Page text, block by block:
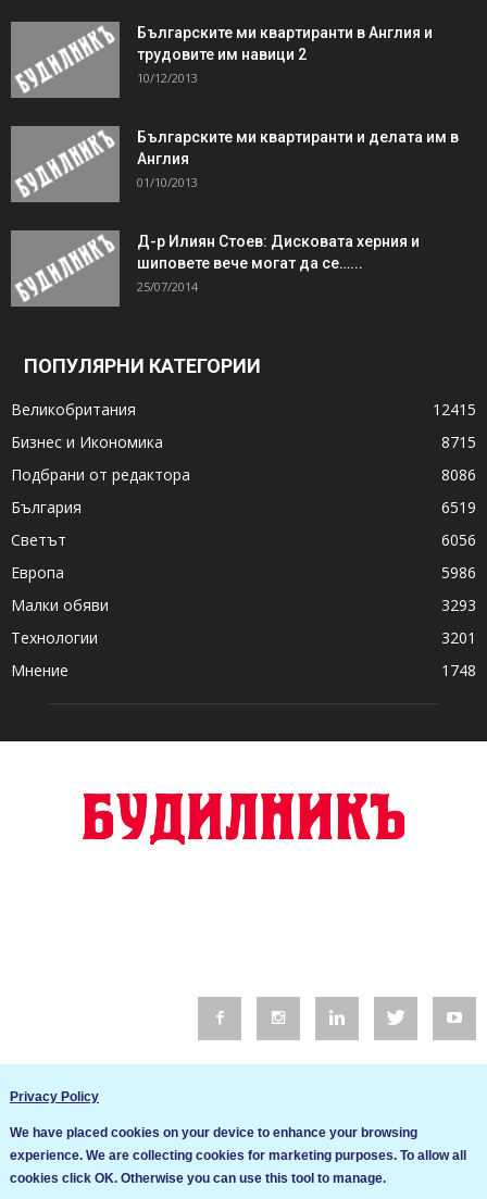
Българските ми квартиранти в Англия и
трудовите им навици 2
10/12/2013
Българските ми квартиранти и делата им в
Англия
01/10/2013
Д-р Илиян Стоев: Дисковата херния и
шиповете вече могат да се…...
25/07/2014
ПОПУЛЯРНИ КАТЕГОРИИ
Великобритания
12415
Бизнес и Икономика
8715
Подбрани от редактора
8086
България
6519
Светът
6056
Европа
5986
Малки обяви
3293
Технологии
3201
Мнение
1748
Общи условия
Privacy Policy
We have placed cookies on your device to enhance your browsing
experience. We are collecting cookies for marketing purposes. To allow all
cookies click OK. Otherwise you can use this tool to manage.
Ние използваме бисквитки за да подобрим услугите си. Ако
продължите да посещавате този сайт, ние приемаме, че се